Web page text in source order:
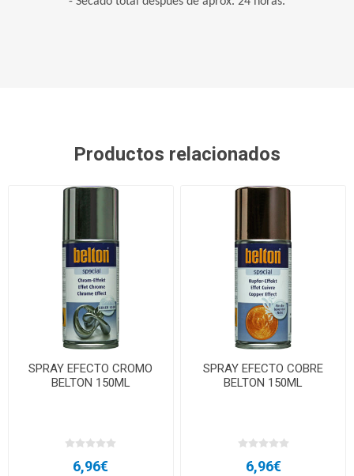
Productos relacionados
SPRAY EFECTO CROMO
BELTON 150ML
6,96€
SPRAY EFECTO COBRE
BELTON 150ML
6,96€